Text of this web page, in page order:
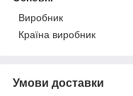
Виробник
Країна виробник
Умови доставки